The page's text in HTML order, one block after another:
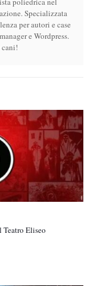
Specializzata
per autori e case
e Wordpress.
Eliseo